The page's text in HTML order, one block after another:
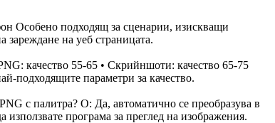
Особено подходящ за сценарии, изискващи
зареждане на уеб страницата.
качество 55-65 • Скрийншоти: качество 65-75
подходящите параметри за качество.
с палитра? О: Да, автоматично се преобразува в
програма за преглед на изображения.